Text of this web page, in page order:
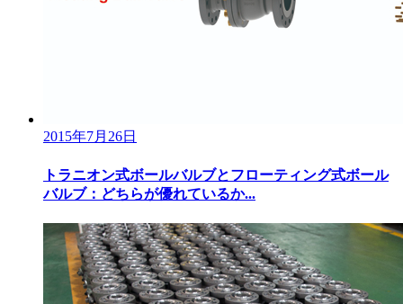
2015年7月26日
トラニオン式ボールバルブとフローティング式ボール
バルブ：どちらが優れているか...